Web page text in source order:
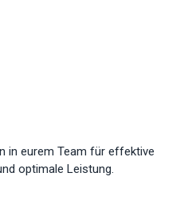
in eurem Team für effektive
optimale Leistung.